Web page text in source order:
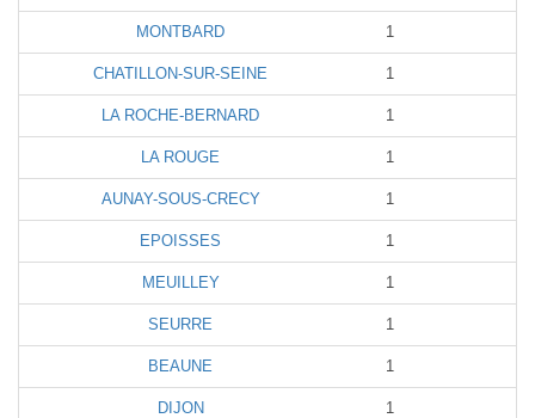
MONTBARD 1
CHATILLON-SUR-SEINE 1
LA ROCHE-BERNARD 1
LA ROUGE 1
AUNAY-SOUS-CRECY 1
EPOISSES 1
MEUILLEY 1
SEURRE 1
BEAUNE 1
DIJON 1